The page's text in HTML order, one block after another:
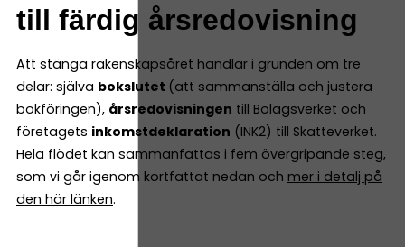
till färdig årsredovisning
Att stänga räkenskapsåret handlar i grunden om tre
delar: själva bokslutet (att sammanställa och justera
bokföringen), årsredovisningen till Bolagsverket och
företagets inkomstdeklaration (INK2) till Skatteverket.
Hela flödet kan sammanfattas i fem övergripande steg,
som vi går igenom kortfattat nedan och mer i detalj på
den här länken.